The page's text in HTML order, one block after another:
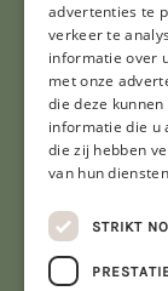
© Copyright
advertenties te
verkeer te
informatie over
met onze
die deze
informatie die u
die zij hebben
van hun
STRIKT